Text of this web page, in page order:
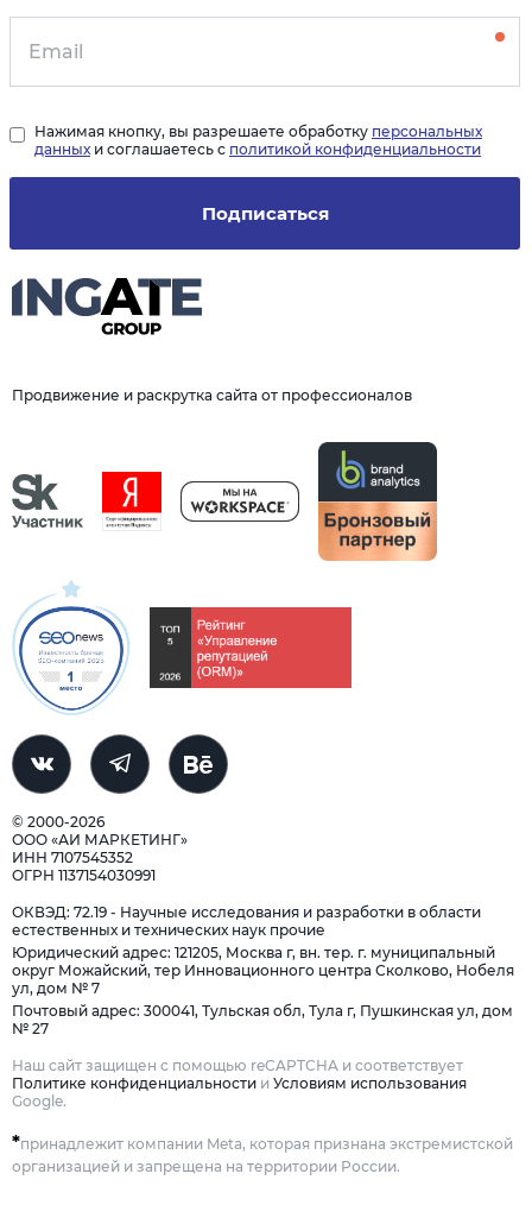
Продвижение и раскрутка сайта от профессионалов
© 2000-2026
ООО «АИ МАРКЕТИНГ»
ИНН 7107545352
ОГРН 1137154030991
Подписаться
Нажимая кнопку, вы разрешаете обработку персональных
данных и соглашаетесь с политикой конфиденциальности
ОКВЭД: 72.19 - Научные исследования и разработки в области
естественных и технических наук прочие
Юридический адрес: 121205, Москва г, вн. тер. г. муниципальный
округ Можайский, тер Инновационного центра Сколково, Нобеля
ул, дом № 7
Почтовый адрес: 300041, Тульская обл, Тула г, Пушкинская ул, дом
№ 27
Наш сайт защищен с помощью reCAPTCHA и соответствует
Политике конфиденциальности и Условиям использования
Google.
*принадлежит компании Meta, которая признана экстремистской
организацией и запрещена на территории России.